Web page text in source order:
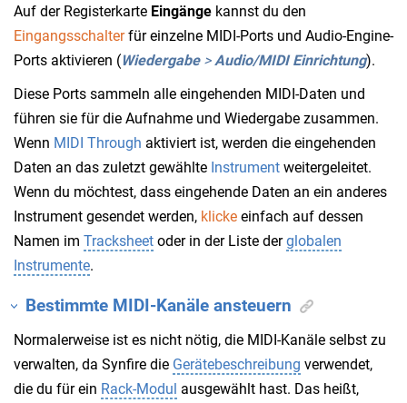
Auf der Registerkarte Eingänge kannst du den
Eingangsschalterfür einzelne MIDI-Ports und Audio-Engine-
Ports aktivieren (Wiedergabe> Audio/MIDI Einrichtung).
Diese Ports sammeln alle eingehenden MIDI-Daten und
führen sie für die Aufnahme und Wiedergabe zusammen.
Wenn MIDI Through aktiviert ist, werden die eingehenden
Daten an das zuletzt gewählte Instrument weitergeleitet.
Wenn du möchtest, dass eingehende Daten an ein anderes
Instrument gesendet werden, klicke einfach auf dessen
Namen im Tracksheet oder in der Liste derglobalen
Instrumente.
Bestimmte MIDI-Kanäle ansteuern
Normalerweise ist es nicht nötig, die MIDI-Kanäle selbst zu
verwalten, da Synfire die Gerätebeschreibung verwendet,
die du für ein Rack-Modul ausgewählt hast. Das heißt,